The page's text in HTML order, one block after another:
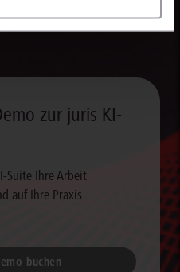
zur juris KI-
Suite Ihre Arbeit
auf Ihre Praxis
buchen